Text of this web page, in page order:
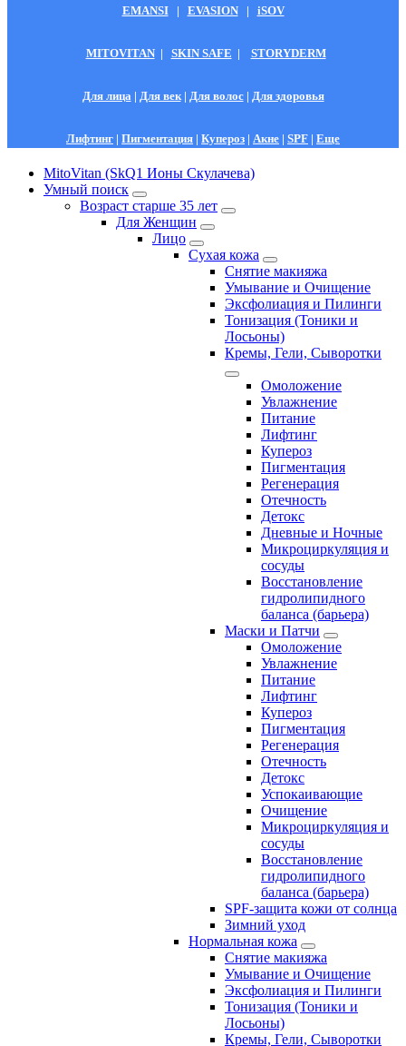
EMANSI| EVASION| iSOV
MITOVITAN | SKIN SAFE | STORYDERM
Для лица | Для век| Для волос| Для здоровья
Лифтинг | Пигментация | Купероз | Акне | SPF | Еще
MitoVitan (SkQ1 Ионы Скулачева)
Умный поиск
Возраст старше 35 лет
Для Женщин
Лицо
Сухая кожа
Снятие макияжа
Умывание и Очищение
Эксфолиация и Пилинги
Тонизация (Тоники и
Лосьоны)
Кремы, Гели, Сыворотки
Омоложение
Увлажнение
Питание
Лифтинг
Купероз
Пигментация
Регенерация
Отечность
Детокс
Дневные и Ночные
Микроциркуляция и
сосуды
Восстановление
гидролипидного
баланса (барьера)
Маски и Патчи
Омоложение
Увлажнение
Питание
Лифтинг
Купероз
Пигментация
Регенерация
Отечность
Детокс
Успокаивающие
Очищение
Микроциркуляция и
сосуды
Восстановление
гидролипидного
баланса (барьера)
SPF-защита кожи от солнца
Зимний уход
Нормальная кожа
Снятие макияжа
Умывание и Очищение
Эксфолиация и Пилинги
Тонизация (Тоники и
Лосьоны)
Кремы, Гели, Сыворотки